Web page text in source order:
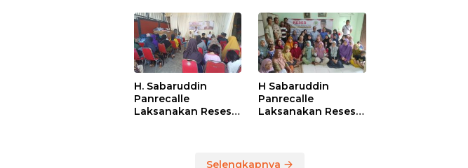
Pajak dan Retribusi
Daerah di
Sepinggan Raya
Balikpapan
Kepemudaan di
Balikpapan
H. Sabaruddin
Panrecalle
Laksanakan Reses
H Sabaruddin
Panrecalle
Laksanakan Reses
Selengkapnya